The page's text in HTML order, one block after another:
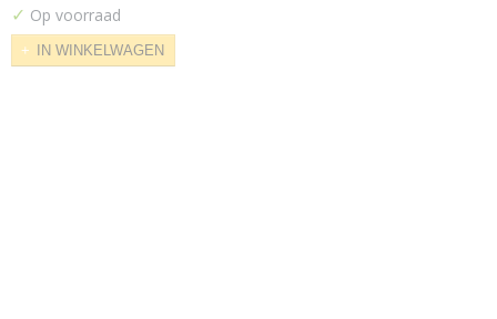
✓ Op voorraad
IN WINKELWAGEN